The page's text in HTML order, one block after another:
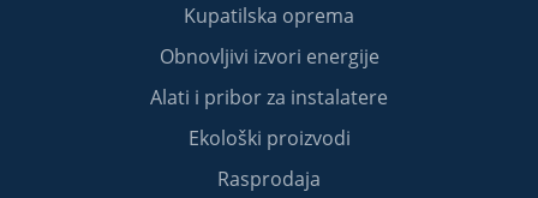
Kupatilska oprema
Obnovljivi izvori energije
Alati i pribor za instalatere
Ekološki proizvodi
Rasprodaja